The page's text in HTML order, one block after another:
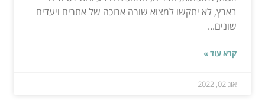
בארץ, לא יתקשו למצוא שורה ארוכה של אתרים ויעדים
שונים...
קרא עוד »
אוג 02, 2022